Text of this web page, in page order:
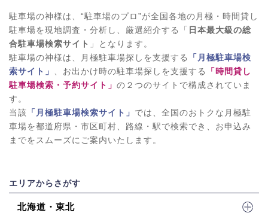
駐車場の神様は、“駐車場のプロ”が全国各地の月極・時間貸し
駐車場を現地調査・分析し、厳選紹介する「 日本最大級の総
合駐車場検索サイト 」となります。
駐車場の神様は、月極駐車場探しを支援する
「月極駐車場検
索サイト」
、お出かけ時の駐車場探しを支援する
「時間貸し
駐車場検索・予約サイト」 の２つのサイトで構成されていま
す。
当該 「月極駐車場検索サイト」 では、全国のおトクな月極駐
車場を都道府県・市区町村、路線・駅で検索でき、お申込み
までをスムーズにご案内いたします。
エリアからさがす
北海道・東北